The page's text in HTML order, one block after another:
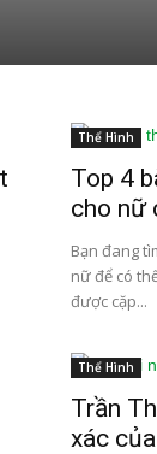
Thể Hình
Top 4
cho nữ
Bạn đang
nữ để có
được cặp...
Thể Hình
Trần
xác